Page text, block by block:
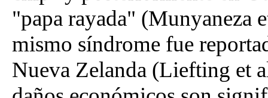
"papa rayada" (Munyaneza
mismo síndrome fue
Nueva Zelanda (Liefting et